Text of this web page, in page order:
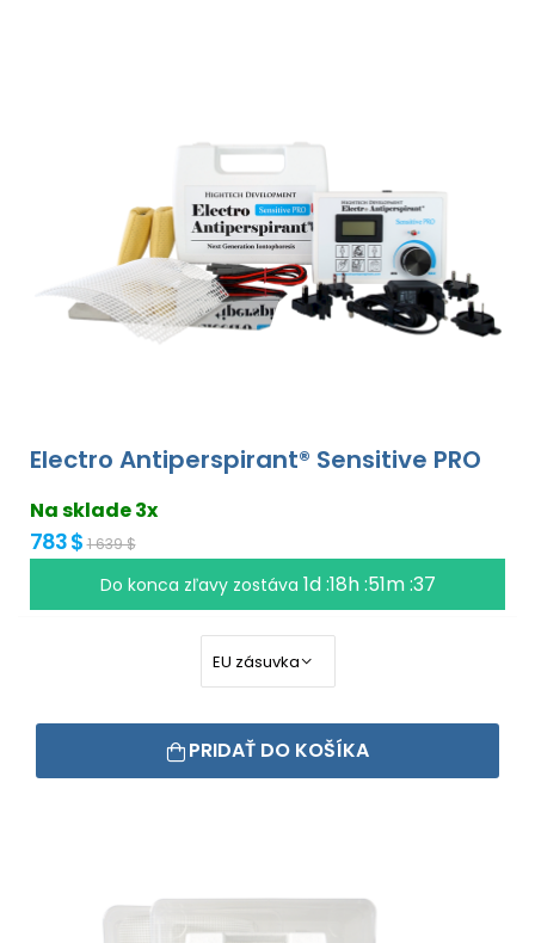
Electro Antiperspirant® Sensitive PRO
Na sklade 3x
783 $ 1 639 $
Do konca zľavy zostáva 1d :18h :51m :36
PRIDAŤ DO KOŠÍKA